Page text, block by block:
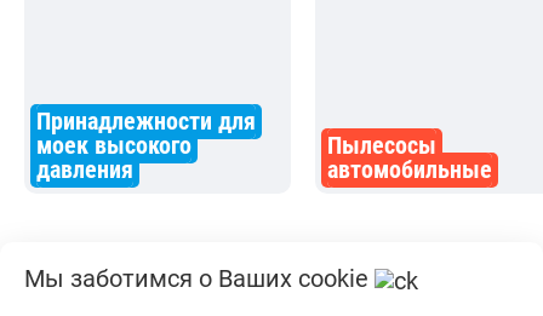
Принадлежности для
моек высокого
давления
Пылесосы
автомобильные
Мы заботимся о Ваших cookie